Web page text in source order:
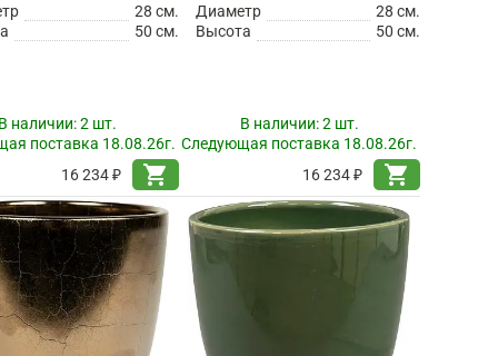
28 см.
50 см.
наличии:2 шт.
поставка 18.08.26г.
16 234 ₽
shopping_cart
Диаметр
28 см.
Высота
50 см.
В наличии:2 шт.
Следующая поставка 18.08.26г.
16 234 ₽
shopping_cart